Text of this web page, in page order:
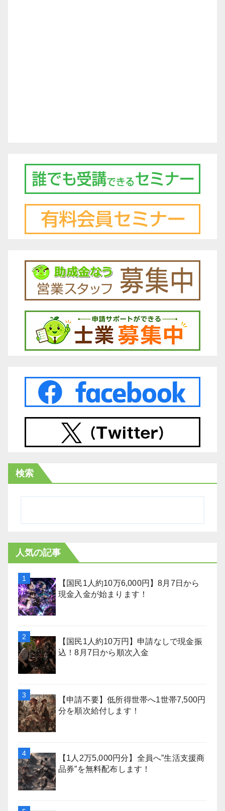
検索
人気の記事
【国民1人約10万6,000円】8月7日から
現金入金が始まります！
【国民1人約10万円】申請なしで現金振
込！8月7日から順次入金
【申請不要】低所得世帯へ1世帯7,500円
分を順次給付します！
【1人2万5,000円分】全員へ”生活支援商
品券”を無料配布します！